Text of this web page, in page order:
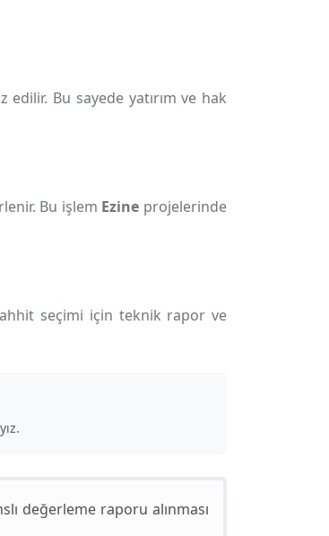
Bu sayede yatırım ve hak
Bu işlem Ezine projelerinde
seçimi için teknik rapor ve
değerleme raporu alınması